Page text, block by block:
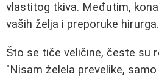
vlastitog tkiva. Međutim,
vaših želja i preporuke hirurga.
Što se tiče veličine, česte su
"Nisam želela prevelike, samo